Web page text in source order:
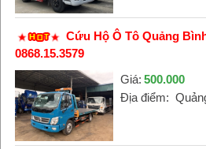
Cứu Hộ Ô Tô Quảng
0868.15.3579
Giá: 500.000
Địa điểm: